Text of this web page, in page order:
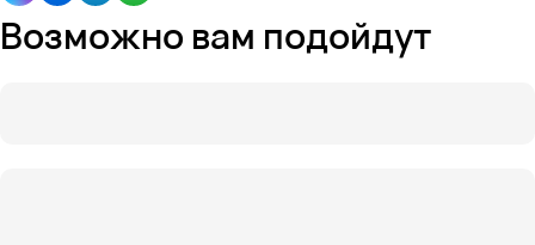
Возможно вам подойдут